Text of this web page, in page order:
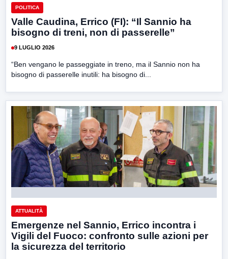
POLITICA
Valle Caudina, Errico (FI): “Il Sannio ha
bisogno di treni, non di passerelle”
9 LUGLIO 2026
“Ben vengano le passeggiate in treno, ma il Sannio non ha
bisogno di passerelle inutili: ha bisogno di...
ATTUALITÀ
Emergenze nel Sannio, Errico incontra i
Vigili del Fuoco: confronto sulle azioni per
la sicurezza del territorio